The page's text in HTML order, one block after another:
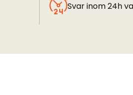
Svar inom 24h